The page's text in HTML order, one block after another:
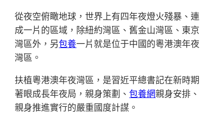
從夜空俯瞰地球，世界上有四年夜燈火殘暴、連
成一片的區域，除紐約灣區、舊金山灣區、東京
灣區外，另包養一片就是位于中國的粵港澳年夜
灣區。
扶植粵港澳年夜灣區，是習近平總書記在新時期
著眼成長年夜局，親身策劃、包養網親身安排、
親身推進實行的嚴重國度計謀。